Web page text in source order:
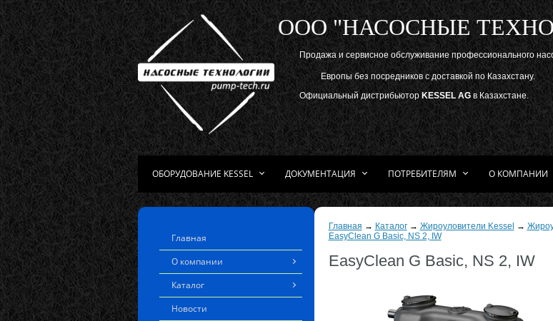
ООО "НАСОСНЫЕ
Продажа и сервисное обслуживание профессионального
Европы без посредников с доставкой по Казахстану.
Официальный дистрибьюторKESSEL AG в Казахстане.
Главная
О компании
Каталог
Новости
ОБОРУДОВАНИЕ KESSEL ДОКУМЕНТАЦИЯ ПОТРЕБИТЕЛЯМ О КОМПАНИИ
Главная → Каталог→ Жироуловители Kessel →
EasyClean G Basic, NS 2, IW
EasyClean G Basic, NS 2, IW